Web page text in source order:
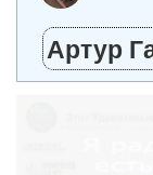
Артур